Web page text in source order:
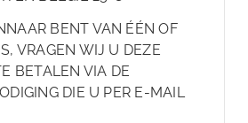
BENT VAN ÉÉN OF
VRAGEN WIJ U DEZE
BETALEN VIA DE
DIE U PER E-MAIL